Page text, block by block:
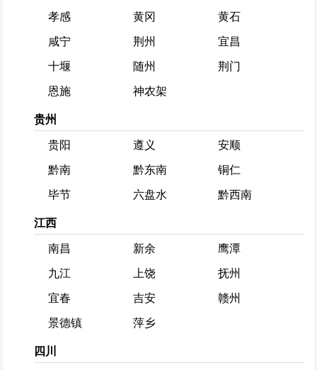
孝感 黄冈 黄石
咸宁 荆州 宜昌
十堰 随州 荆门
恩施 神农架
贵州
贵阳 遵义 安顺
黔南 黔东南 铜仁
毕节 六盘水 黔西南
江西
南昌 新余 鹰潭
九江 上饶 抚州
宜春 吉安 赣州
景德镇 萍乡
四川